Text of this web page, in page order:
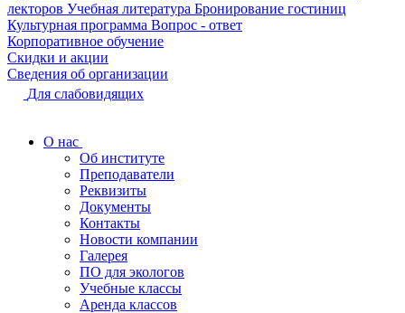
лекторов Учебная литература Бронирование гостиниц
Культурная программа Вопрос - ответ
Корпоративное обучение
Скидки и акции
Сведения об организации
Для слабовидящих
О нас
Об институте
Преподаватели
Реквизиты
Документы
Контакты
Новости компании
Галерея
ПО для экологов
Учебные классы
Аренда классов